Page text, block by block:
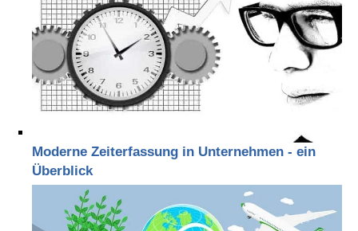
Moderne Zeiterfassung in Unternehmen - ein
Überblick